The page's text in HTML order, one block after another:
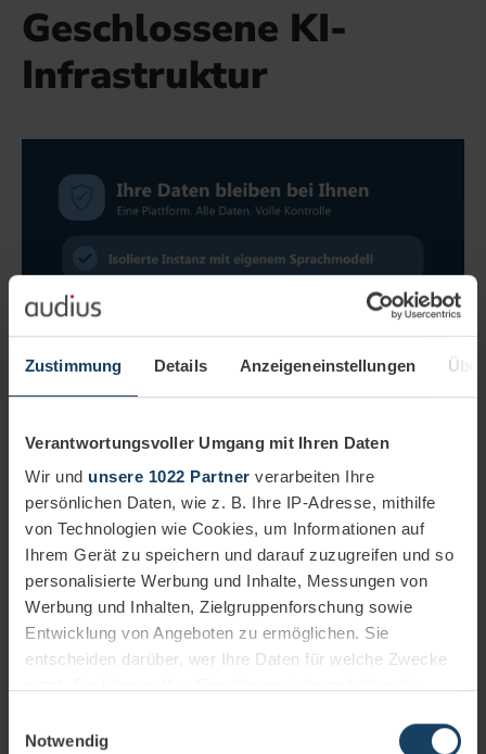
Zustimmung Details Anzeigeneinstellungen
Verantwortungsvoller Umgang mit Ihren Daten
Wir und unsere 1022 Partner verarbeiten Ihre
persönlichen Daten, wie z. B. Ihre IP-Adresse, mithilfe
von Technologien wie Cookies, um Informationen auf
Ihrem Gerät zu speichern und darauf zuzugreifen und so
personalisierte Werbung und Inhalte, Messungen von
Werbung und Inhalten, Zielgruppenforschung sowie
Entwicklung von Angeboten zu ermöglichen. Sie
entscheiden darüber, wer Ihre Daten für welche Zwecke
Trigger Symbol ändern oder widerrufen
Notwendig
Geschlossene KI-
Infrastruktur
audius private.AI verwandelt Ihre Daten in nutzbares Wissen, das
mandantengetrennt gespeichert bleibt und mit jeder Nutzung wächst.
Die erste Analyse erarbeitet das Verständnis, jede weitere
Auswertung wird sofort schneller und präziser.
Wissen, das arbeitet – und
im Haus bleibt